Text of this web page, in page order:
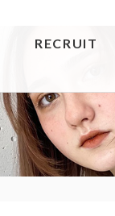
RECRUIT